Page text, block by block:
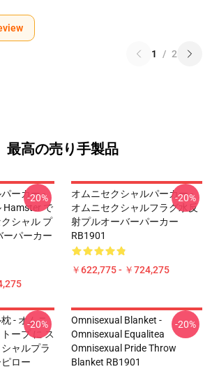
1 / 2
最高の売り手製品
ーカー -
Hamster で
シャル プ
ーパーカー
-20%
オムニセクシャルパーカー -
オムニセクシャルフラグ水反
射プルオーバーパーカー
RB1901
￥622,775 - ￥724,275
-20%
- オムニ
ープ に ス
ャルプラ
ロー
-20%
Omnisexual Blanket -
Omnisexual Equalitea
Omnisexual Pride Throw
Blanket RB1901
-20%